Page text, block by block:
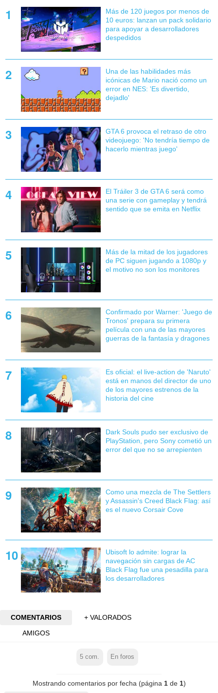
Más de 120 juegos por menos de
10 euros: lanzan un pack solidario
para apoyar a desarrolladores
despedidos
Una de las habilidades más
icónicas de Mario nació como un
error en NES: 'Es divertido,
dejadlo'
GTA 6 provoca el retraso de otro
videojuego: 'No tendría tiempo de
hacerlo mientras juego'
El Tráiler 3 de GTA 6 será como
una serie con gameplay y tendrá
sentido que se emita en Netflix
Más de la mitad de los jugadores
de PC siguen jugando a 1080p y
el motivo no son los monitores
Confirmado por Warner: 'Juego de
Tronos' prepara su primera
película con una de las mayores
guerras de la fantasía y dragones
Es oficial: el live-action de 'Naruto'
está en manos del director de uno
de los mayores estrenos de la
historia del cine
Dark Souls pudo ser exclusivo de
PlayStation, pero Sony cometió un
error del que no se arrepienten
Como una mezcla de The Settlers
y Assassin's Creed Black Flag: así
es el nuevo Corsair Cove
Ubisoft lo admite: lograr la
navegación sin cargas de AC
Black Flag fue una pesadilla para
los desarrolladores
COMENTARIOS
+ VALORADOS
AMIGOS
5 com. En foros
Mostrando comentarios por fecha (página 1de 1)